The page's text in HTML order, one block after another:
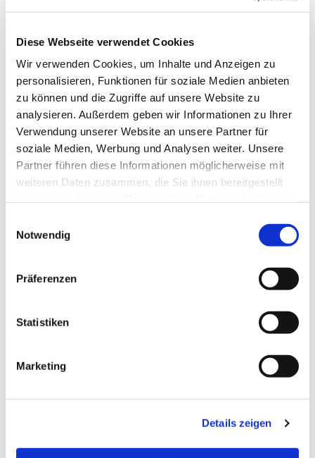
Diese Webseite verwendet Cookies
Wir verwenden Cookies, um Inhalte und Anzeigen zu
personalisieren, Funktionen für soziale Medien anbieten
zu können und die Zugriffe auf unsere Website zu
analysieren. Außerdem geben wir Informationen zu Ihrer
Verwendung unserer Website an unsere Partner für
soziale Medien, Werbung und Analysen weiter. Unsere
Partner führen diese Informationen möglicherweise mit
weiteren Daten zusammen, die Sie ihnen bereitgestellt
Notwendig
Präferenzen
Statistiken
Marketing
Details zeigen
interessieren